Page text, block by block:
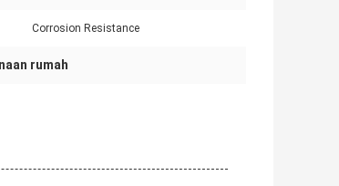
Corrosion Resistance
rumah